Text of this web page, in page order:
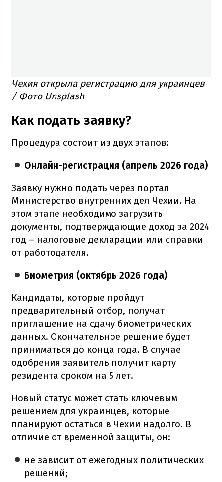
Чехия открыла регистрацию для украинцев
/ Фото Unsplash
Как подать заявку?
Процедура состоит из двух этапов:
Онлайн-регистрация (апрель 2026 года)
Заявку нужно подать через портал
Министерство внутренних дел Чехии. На
этом этапе необходимо загрузить
документы, подтверждающие доход за 2024
год – налоговые декларации или справки
от работодателя.
Биометрия (октябрь 2026 года)
Кандидаты, которые пройдут
предварительный отбор, получат
приглашение на сдачу биометрических
данных. Окончательное решение будет
приниматься до конца года. В случае
одобрения заявитель получит карту
резидента сроком на 5 лет.
Новый статус может стать ключевым
решением для украинцев, которые
планируют остаться в Чехии надолго. В
отличие от временной защиты, он:
не зависит от ежегодных политических
решений;